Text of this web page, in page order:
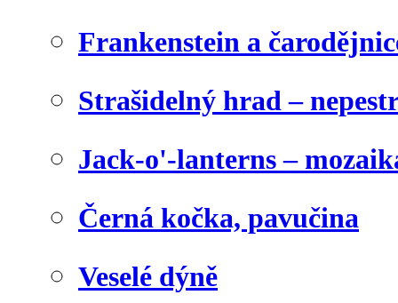
Frankenstein a
Strašidelný hrad –
Jack-o'-lanterns –
Černá kočka, pavučina
Veselé dýně